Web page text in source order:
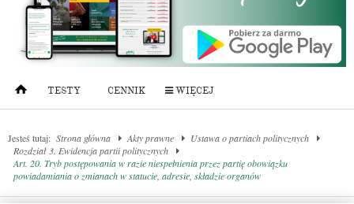
TESTY CENNIK WIĘCEJ
Jesteś tutaj: Strona główna Akty prawne
Ustawa o partiach politycznych
Rozdział 3. Ewidencja partii politycznych
Art. 20. Tryb postępowania w razie niespełnienia przez partię obowiązku
powiadamiania o zmianach w statucie, adresie, składzie organów